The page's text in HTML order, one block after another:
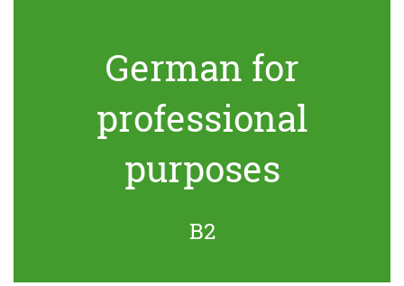
German for
professional
purposes
B2